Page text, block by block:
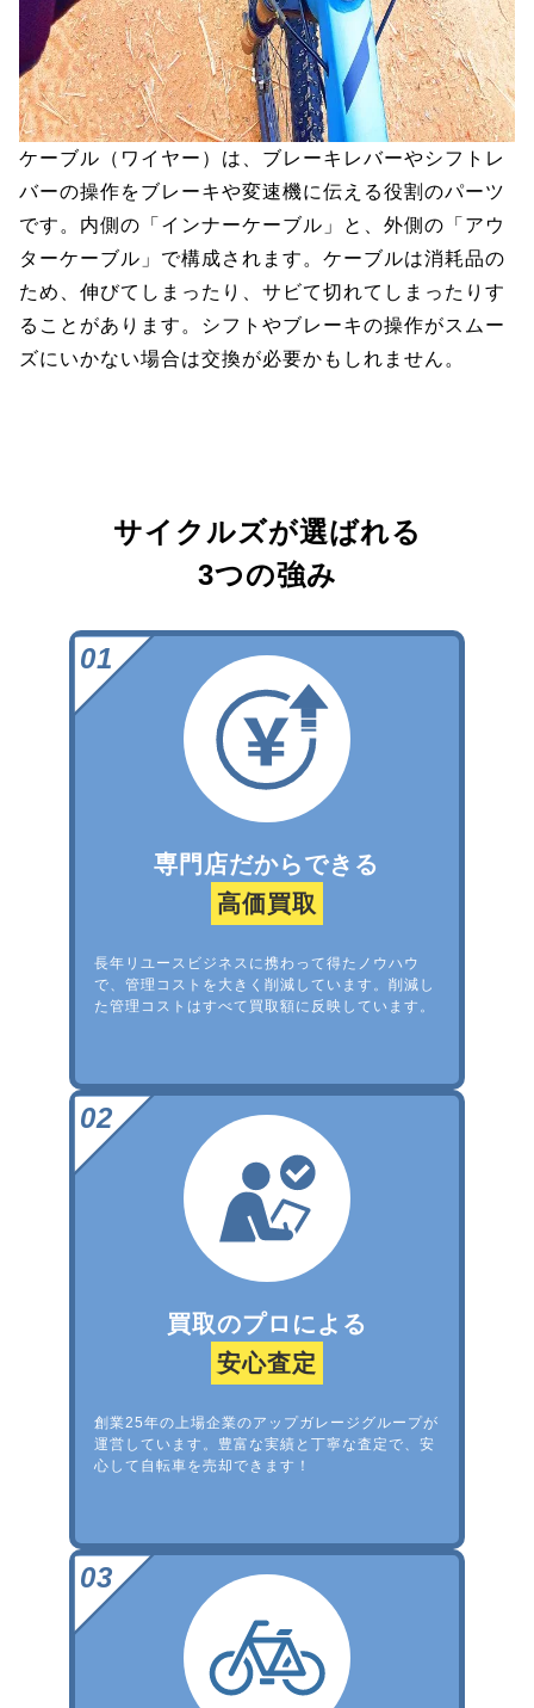
ケーブル（ワイヤー）は、ブレーキレバーやシフトレ
バーの操作をブレーキや変速機に伝える役割のパーツ
です。内側の「インナーケーブル」と、外側の「アウ
ターケーブル」で構成されます。ケーブルは消耗品の
ため、伸びてしまったり、サビて切れてしまったりす
ることがあります。シフトやブレーキの操作がスムー
ズにいかない場合は交換が必要かもしれません。
サイクルズが選ばれる
3つの強み
専門店だからできる
高価買取
長年リユースビジネスに携わって得たノウハウ
で、管理コストを大きく削減しています。削減し
た管理コストはすべて買取額に反映しています。
買取のプロによる
安心査定
創業25年の上場企業のアップガレージグループが
運営しています。豊富な実績と丁寧な査定で、安
心して自転車を売却できます！